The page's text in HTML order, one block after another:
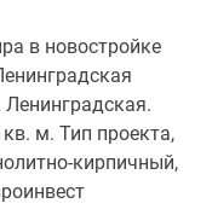
в новостройке
м. Тип проекта,
кирпичный,